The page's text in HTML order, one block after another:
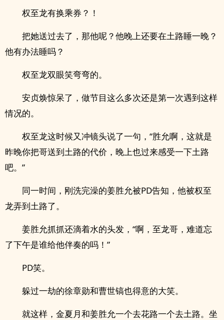
权至龙有换乘券？！
把她送过去了，那他呢？他晚上还要在土路睡一晚？
他有办法睡吗？
权至龙双眼笑弯弯的。
安贞焕惊呆了，做节目这么多次还是第一次遇到这样
情况的。
权至龙这时候又冲镜头说了一句，“胜允啊，这就是
昨晚你把哥送到土路的代价，晚上也过来感受一下土路
吧。”
同一时间，刚洗完澡的姜胜允被PD告知，他被权至
龙弄到土路了。
姜胜允抓抓还滴着水的头发，“啊，至龙哥，难道忘
了下午是谁给他伴奏的吗！”
PD笑。
躲过一劫的徐章勋和曹世镐也得意的大笑。
就这样，金夏月和姜胜允一个去花路一个去土路。坐